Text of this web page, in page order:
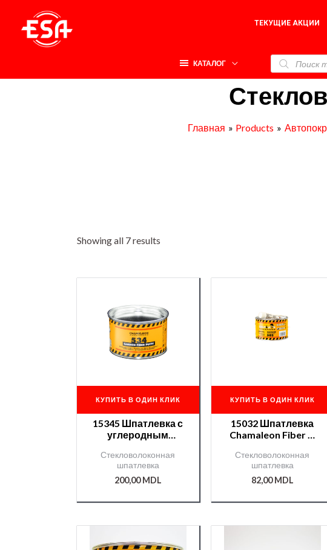
содержимому
ТЕКУЩИЕ АКЦИИ
КАТАЛОГ
Главная Products
Showing all 7 results
КУПИТЬ В ОДИН КЛИК
15345 Шпатлевка с
углеродным
Chamaleon —
0,975гр+25гр.
Стекловолоконная
шпатлевка
200,00MDL
КУПИТЬ В ОДИН КЛИК
15032 Шпатлевка
Chamaleon Fiber —
Стекловолоконная
шпатлевка
82,00MDL